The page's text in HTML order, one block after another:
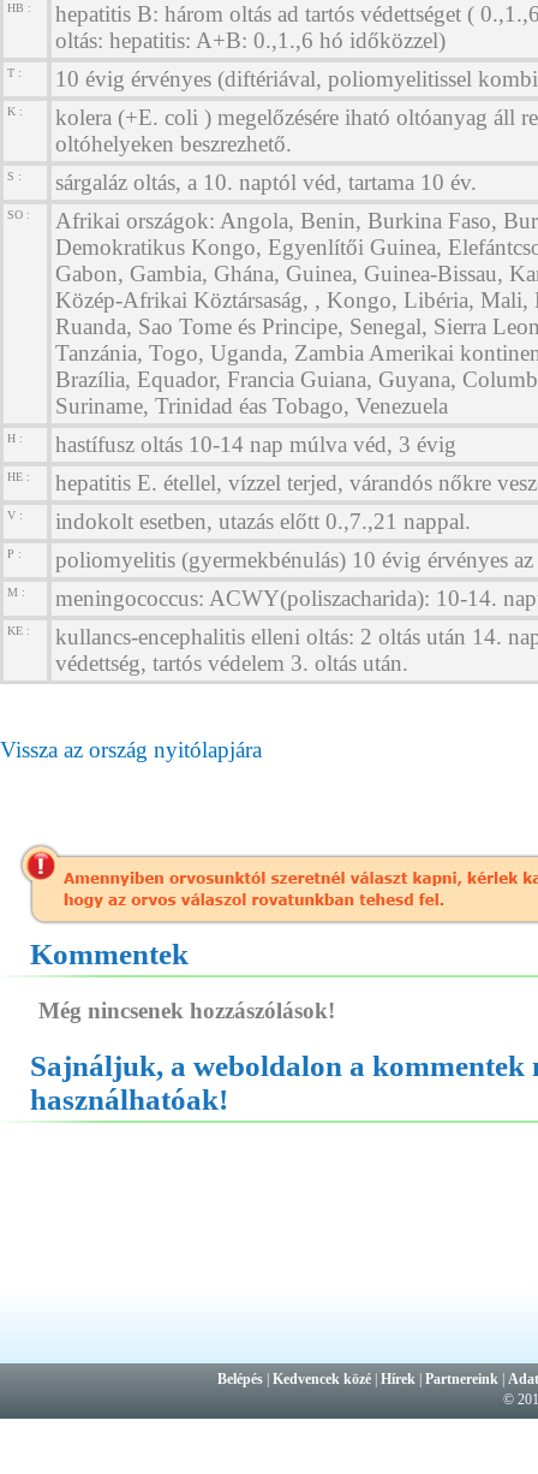
HB :
hepatitis B: három oltás ad tartós védettséget (
oltás: hepatitis: A+B: 0.,1.,6 hó időközzel)
T : 10 évig érvényes (diftériával, poliomyelitissel
K :
kolera (+E. coli ) megelőzésére iható oltóanyag áll
oltóhelyeken beszrezhető.
S : sárgaláz oltás, a 10. naptól véd, tartama 10 év.
SO :
Afrikai országok: Angola, Benin, Burkina Faso,
Demokratikus Kongo, Egyenlítői Guinea,
Gabon, Gambia, Ghána, Guinea, Guinea-Bissau,
Közép-Afrikai Köztársaság, , Kongo, Libéria, Mali,
Ruanda, Sao Tome és Principe, Senegal, Sierra
Tanzánia, Togo, Uganda, Zambia Amerikai
Brazília, Equador, Francia Guiana, Guyana,
Suriname, Trinidad éas Tobago, Venezuela
H : hastífusz oltás 10-14 nap múlva véd, 3 évig
HE : hepatitis E. étellel, vízzel terjed, várandós nőkre
V : indokolt esetben, utazás előtt 0.,7.,21 nappal.
P : poliomyelitis (gyermekbénulás) 10 évig érvényes az
M : meningococcus: ACWY(poliszacharida): 10-14.
KE :
kullancs-encephalitis elleni oltás: 2 oltás után 14.
védettség, tartós védelem 3. oltás után.
Vissza az ország nyitólapjára
Kommentek
Még nincsenek hozzászólások!
Sajnáljuk, a weboldalon a kommentek
használhatóak!
Belépés |Kedvencek közé |Hírek |Partnereink |
©